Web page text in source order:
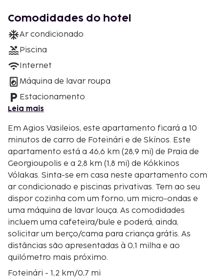
Comodidades do hotel
Ar condicionado
Piscina
Internet
Máquina de lavar roupa
Estacionamento
Leia mais
Em Agios Vasileios, este apartamento ficará a 10
minutos de carro de Foteinári e de Skínos. Este
apartamento está a 46,6 km (28,9 mi) de Praia de
Georgioupolis e a 2,8 km (1,8 mi) de Kókkinos
Vólakas. Sinta-se em casa neste apartamento com
ar condicionado e piscinas privativas. Tem ao seu
dispor cozinha com um forno, um micro-ondas e
uma máquina de lavar louça. As comodidades
incluem uma cafeteira/bule e poderá, ainda,
solicitar um berço/cama para criança grátis. As
distâncias são apresentadas à 0,1 milha e ao
quilómetro mais próximo.
Foteinári - 1,2 km/0,7 mi